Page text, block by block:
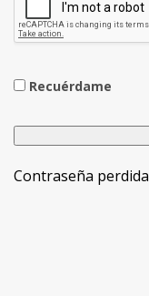
Recuérdame
Contraseña perdida